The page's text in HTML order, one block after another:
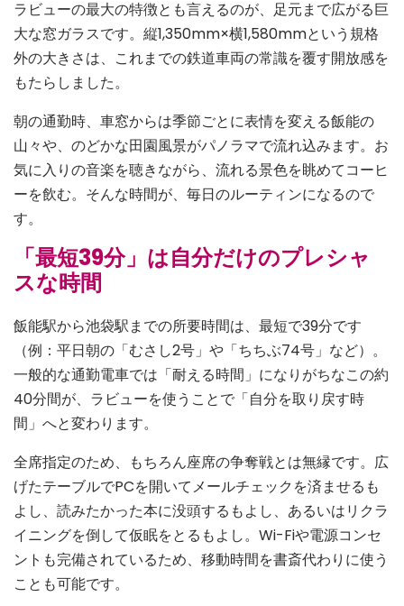
ラビューの最大の特徴とも言えるのが、足元まで広がる巨
大な窓ガラスです。縦1,350mm×横1,580mmという規格
外の大きさは、これまでの鉄道車両の常識を覆す開放感を
もたらしました。
朝の通勤時、車窓からは季節ごとに表情を変える飯能の
山々や、のどかな田園風景がパノラマで流れ込みます。お
気に入りの音楽を聴きながら、流れる景色を眺めてコーヒ
ーを飲む。そんな時間が、毎日のルーティンになるので
す。
「最短39分」は自分だけのプレシャ
スな時間
飯能駅から池袋駅までの所要時間は、最短で39分です
（例：平日朝の「むさし2号」や「ちちぶ74号」など）。
一般的な通勤電車では「耐える時間」になりがちなこの約
40分間が、ラビューを使うことで「自分を取り戻す時
間」へと変わります。
全席指定のため、もちろん座席の争奪戦とは無縁です。広
げたテーブルでPCを開いてメールチェックを済ませるも
よし、読みたかった本に没頭するもよし、あるいはリクラ
イニングを倒して仮眠をとるもよし。Wi-Fiや電源コンセ
ントも完備されているため、移動時間を書斎代わりに使う
ことも可能です。